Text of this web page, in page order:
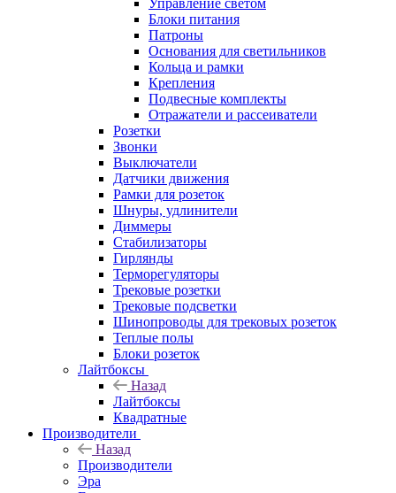
Управление светом
Блоки питания
Патроны
Основания для светильников
Кольца и рамки
Крепления
Подвесные комплекты
Отражатели и рассеиватели
Розетки
Звонки
Выключатели
Датчики движения
Рамки для розеток
Шнуры, удлинители
Диммеры
Стабилизаторы
Гирлянды
Терморегуляторы
Трековые розетки
Трековые подсветки
Шинопроводы для трековых розеток
Теплые полы
Блоки розеток
Лайтбоксы
Назад
Лайтбоксы
Квадратные
Производители
Назад
Производители
Эра